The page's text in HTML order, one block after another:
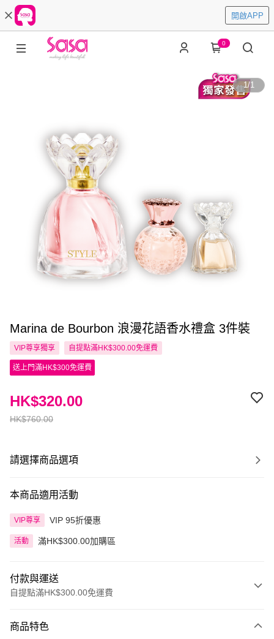
開啟APP
0
1/1
Marina de Bourbon 浪漫花語香水禮盒 3件裝
VIP尊享獨享 自提點滿HK$300.00免運費
送上門滿HK$300免運費
HK$760.00
HK$320.00
請選擇商品選項
本商品適用活動
VIP尊享 VIP 95折優惠
活動 滿HK$300.00加購區
付款與運送
自提點滿HK$300.00免運費
信用卡
商品特色